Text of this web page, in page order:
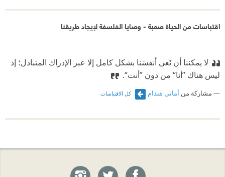
اقتباسات من الحياة صعبة - وصايا الفلسفة لإيجاد طريقنا
لا يمكننا أن نَعي أنفسَنا بشكل كامل إلا عبر الإدراك المتبادل؛ إذ
ليس هناك ”أنا“ من دون ”أنت“.
مشاركة من أماني هندام كل الاقتباسات